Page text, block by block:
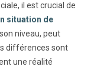
il est crucial de
situation de
niveau, peut
différences sont
une réalité